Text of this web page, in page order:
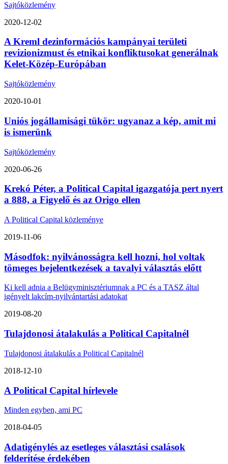
Sajtóközlemény
2020-12-02
A Kreml dezinformációs kampányai területi
revizionizmust és etnikai konfliktusokat generálnak
Kelet-Közép-Európában
Sajtóközlemény
2020-10-01
Uniós jogállamisági tükör: ugyanaz a kép, amit mi
is ismerünk
Sajtóközlemény
2020-06-26
Krekó Péter, a Political Capital igazgatója pert nyert
a 888, a Figyelő és az Origo ellen
A Political Capital közleménye
2019-11-06
Másodfok: nyilvánosságra kell hozni, hol voltak
tömeges bejelentkezések a tavalyi választás előtt
Ki kell adnia a Belügyminisztériumnak a PC és a TASZ által
igényelt lakcím-nyilvántartási adatokat
2019-08-20
Tulajdonosi átalakulás a Political Capitalnél
Tulajdonosi átalakulás a Political Capitalnél
2018-12-10
A Political Capital hírlevele
Minden egyben, ami PC
2018-04-05
Adatigénylés az esetleges választási csalások
felderítése érdekében